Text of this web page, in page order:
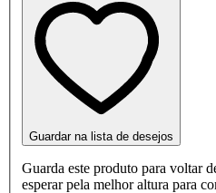
Guardar na lista de desejos
Guarda este produto para voltar
esperar pela melhor altura para